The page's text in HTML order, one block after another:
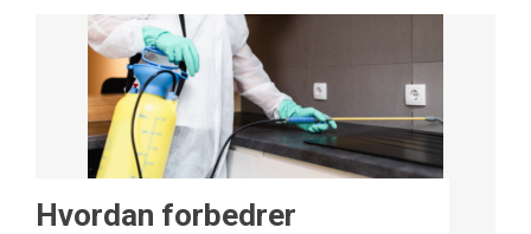
Hvordan forbedrer